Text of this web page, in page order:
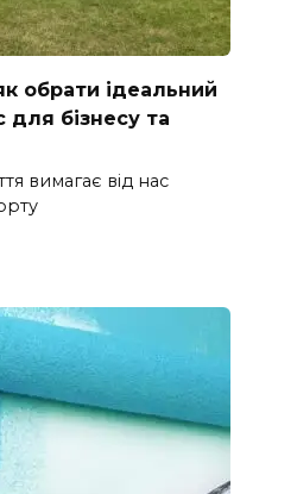
обрати ідеальний
для бізнесу та
вимагає від нас